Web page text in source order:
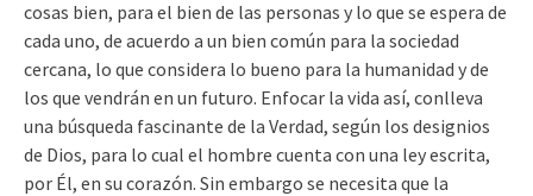
cosas bien, para el bien de las personas y lo que se espera de
cada uno, de acuerdo a un bien común para la sociedad
cercana, lo que considera lo bueno para la humanidad y de
los que vendrán en un futuro. Enfocar la vida así, conlleva
una búsqueda fascinante de la Verdad, según los designios
de Dios, para lo cual el hombre cuenta con una ley escrita,
por Él, en su corazón. Sin embargo se necesita que la